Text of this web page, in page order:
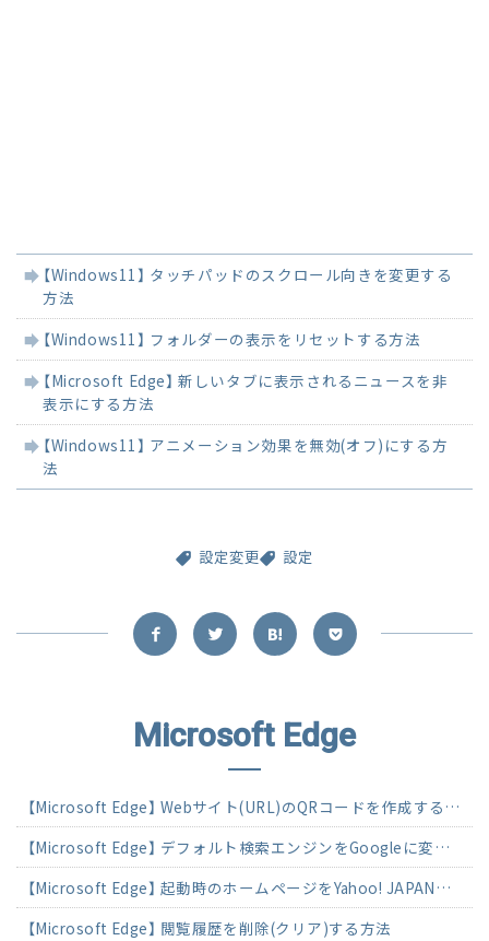
連
事
【Windows11】 タッチパッドのスクロール向きを変更する
方法
【Windows11】 フォルダーの表示をリセットする方法
【Microsoft Edge】 新しいタブに表示されるニュースを非
表示にする方法
【Windows11】 アニメーション効果を無効(オフ)にする方
法
設定変更 設定
Microsoft Edge
【Microsoft Edge】 Webサイト(URL)のQRコードを作成する方法
【Microsoft Edge】 デフォルト検索エンジンをGoogleに変更する方法
【Microsoft Edge】 起動時のホームページをYahoo! JAPANに変更する方法
【Microsoft Edge】 閲覧履歴を削除(クリア)する方法